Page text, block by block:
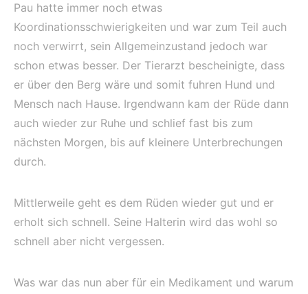
Pau hatte immer noch etwas
Koordinationsschwierigkeiten und war zum Teil auch
noch verwirrt, sein Allgemeinzustand jedoch war
schon etwas besser. Der Tierarzt bescheinigte, dass
er über den Berg wäre und somit fuhren Hund und
Mensch nach Hause. Irgendwann kam der Rüde dann
auch wieder zur Ruhe und schlief fast bis zum
nächsten Morgen, bis auf kleinere Unterbrechungen
durch.
Mittlerweile geht es dem Rüden wieder gut und er
erholt sich schnell. Seine Halterin wird das wohl so
schnell aber nicht vergessen.
Was war das nun aber für ein Medikament und warum